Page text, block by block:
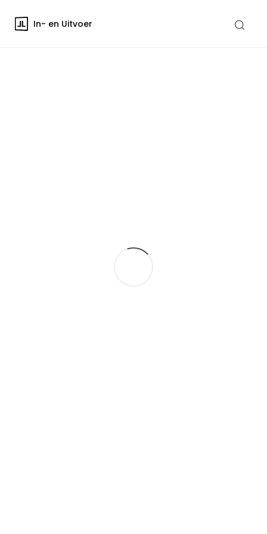
In- en Uitvoer